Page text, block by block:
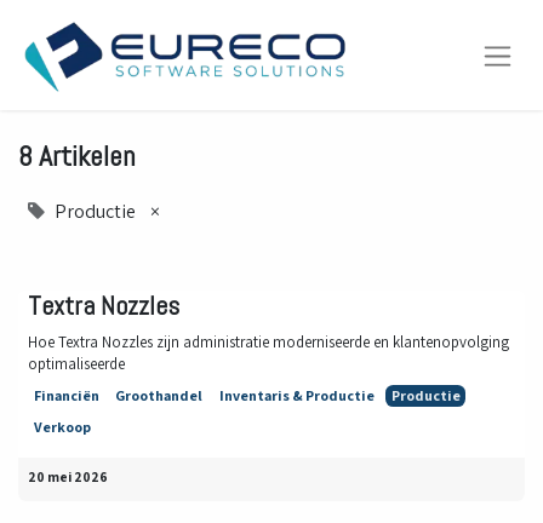
8 Artikelen
Productie ×
Textra Nozzles
Hoe Textra Nozzles zijn administratie moderniseerde en klantenopvolging
optimaliseerde
Financiën Groothandel Inventaris & Productie
Productie
Verkoop
20 mei 2026